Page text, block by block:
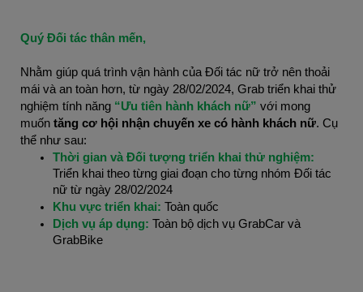
Quý Đối tác thân mến,
Nhằm giúp quá trình vận hành của Đối tác nữ trở nên thoải
mái và an toàn hơn, từ ngày 28/02/2024, Grab triển khai thử
nghiệm tính năng “Ưu tiên hành khách nữ” với mong
muốn tăng cơ hội nhận chuyến xe có hành khách nữ. Cụ
thể như sau:
Thời gian và Đối tượng triển khai thử nghiệm:
Triển khai theo từng giai đoạn cho từng nhóm Đối tác
nữ từ ngày 28/02/2024
Khu vực triển khai: Toàn quốc
Dịch vụ áp dụng: Toàn bộ dịch vụ GrabCar và
GrabBike